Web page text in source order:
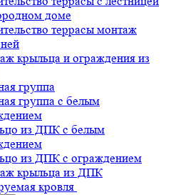
доме
террасы монтаж
крыльца и ограждения из
группа
группа с белым
из ДПК с белым
из ДПК с ограждением
крыльца из ДПК
кровля